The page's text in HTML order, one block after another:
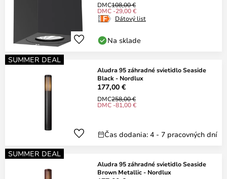
DMC108,00 €
DMC -29,00 €
Dátový list
Na sklade
SUMMER DEAL
Aludra 95 záhradné svietidlo Seaside
Black - Nordlux
177,00 €
DMC258,00 €
DMC -81,00 €
Čas dodania: 4 - 7 pracovných dní
SUMMER DEAL
Aludra 95 záhradné svietidlo Seaside
Brown Metallic - Nordlux